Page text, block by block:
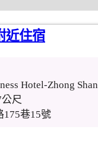
近住宿
Hotel-Zhong Shan
尺
175巷15號